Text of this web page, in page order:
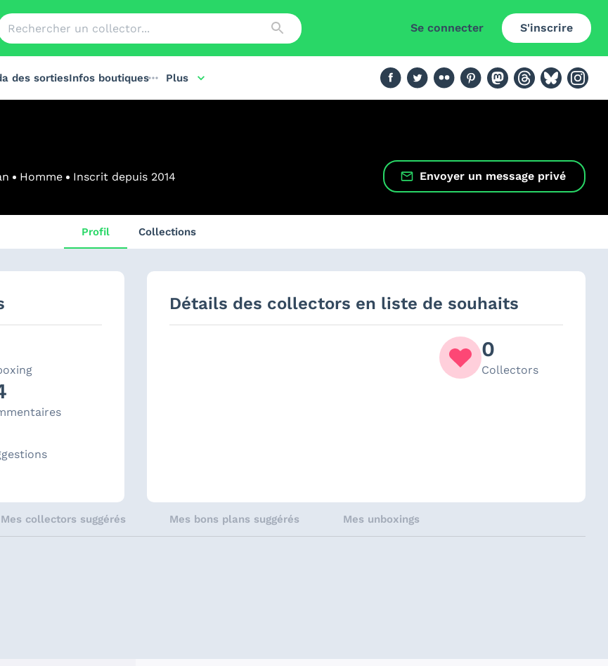
Se connecter S'inscrire
des sortiesInfos boutiques Plus
Homme Inscrit depuis 2014 Envoyer un message privé
Profil Collections
Détails des collectors en liste de souhaits
0
Collectors
Mes collectors suggérés Mes bons plans suggérés Mes unboxings